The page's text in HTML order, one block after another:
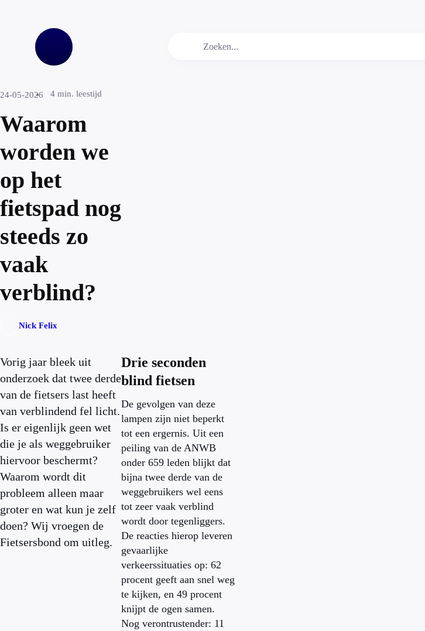
24-05-2026 4 min. leestijd
Waarom
worden we
op het
fietspad nog
steeds zo
vaak
verblind?
Nick Felix
Vorig jaar bleek uit
onderzoek dat twee derde
van de fietsers last heeft
van verblindend fel licht.
Is er eigenlijk geen wet
die je als weggebruiker
hiervoor beschermt?
Waarom wordt dit
probleem alleen maar
groter en wat kun je zelf
doen? Wij vroegen de
Fietsersbond om uitleg.
Drie seconden
blind fietsen
De gevolgen van deze
lampen zijn niet beperkt
tot een ergernis. Uit een
peiling van de ANWB
onder 659 leden blijkt dat
bijna twee derde van de
weggebruikers wel eens
tot zeer vaak verblind
wordt door tegenliggers.
De reacties hierop leveren
gevaarlijke
verkeerssituaties op: 62
procent geeft aan snel weg
te kijken, en 49 procent
knijpt de ogen samen.
Nog verontrustender: 11